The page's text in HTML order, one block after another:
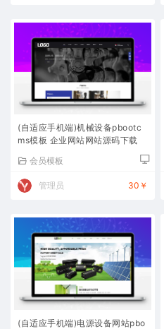
(自适应手机端)机械设备pbootc
ms模板 企业网站网站源码下载
会员模板
管理员 30￥
(自适应手机端)电源设备网站pbo